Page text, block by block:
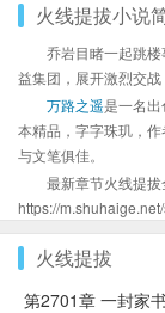
火线提拔小说
乔岩目睹一起跳
益集团，展开激烈交
万路之遥是一名
本精品，字字珠玑，
与文笔俱佳。
最新章节火线提拔
https://
火线提拔
第2701章 一封家书